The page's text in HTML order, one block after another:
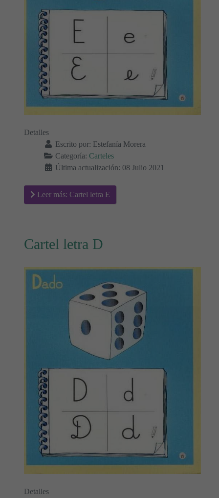
Detalles
Escrito por: Estefanía Morera
Categoría: Carteles
Última actualización: 08 Julio 2021
Leer más: Cartel letra E
Cartel letra D
Detalles